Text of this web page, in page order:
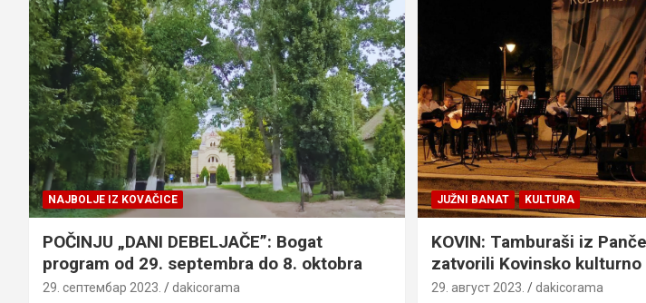
NAJBOLJE IZ KOVAČICE
POČINJU „DANI DEBELJAČE”: Bogat
program od 29. septembra do 8. oktobra
29. септембар 2023. dakicorama
JUŽNI BANAT KULTURA
KOVIN: Tamburaši iz
zatvorili Kovinsko
29. август 2023. dakicorama